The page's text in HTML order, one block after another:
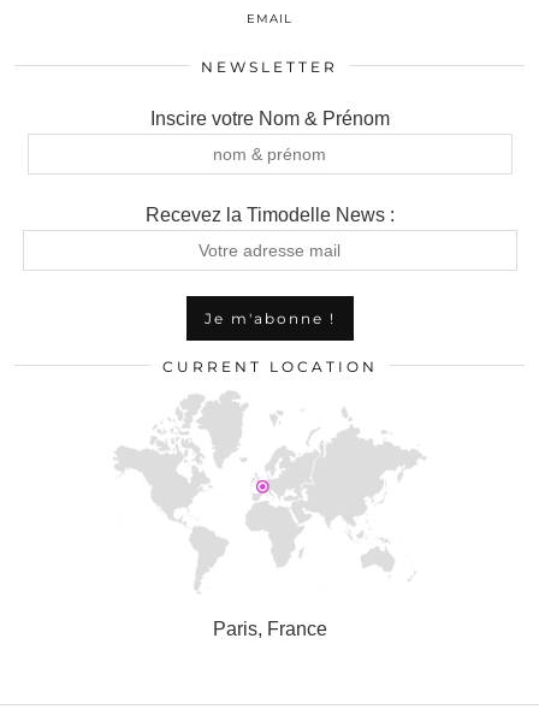
EMAIL
NEWSLETTER
Inscire votre Nom & Prénom
Recevez la Timodelle News :
CURRENT LOCATION
Paris, France